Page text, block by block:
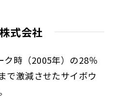
式会社
ク時（2005年）の28％
で激減させたサイボウ